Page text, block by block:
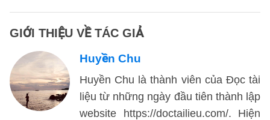
GIỚI THIỆU VỀ TÁC GIẢ
Huyền Chu
Huyền Chu là thành viên của Đọc tài
liệu từ những ngày đầu tiên thành lập
website https://doctailieu.com/. Hiện